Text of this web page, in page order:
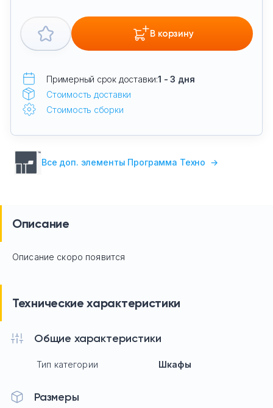
В корзину
Примерный срок доставки:1 - 3 дня
Стоимость доставки
Стоимость сборки
Все доп. элементы Программа Техно →
Описание
Описание скоро появится
Технические характеристики
Общие характеристики
Тип категории Шкафы
Размеры